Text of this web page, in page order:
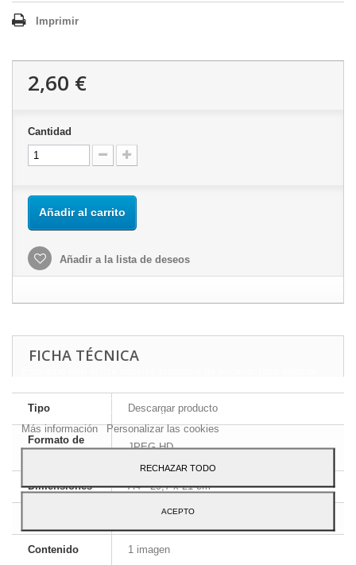
Imprimir
2,60 €
Cantidad
Añadir al carrito
Añadir a la lista de deseos
FICHA TÉCNICA
Tipo Descargar producto
Formato de
JPEG HD
Dimensiones A4 - 29,7 x 21 cm
Inglés y francés
Contenido 1 imagen
preferencias mediante el análisis de sus hábitos de navegación.
Para dar su consentimiento sobre su uso pulse el botón Acepto.
Más información Personalizar las cookies
RECHAZAR TODO
ACEPTO